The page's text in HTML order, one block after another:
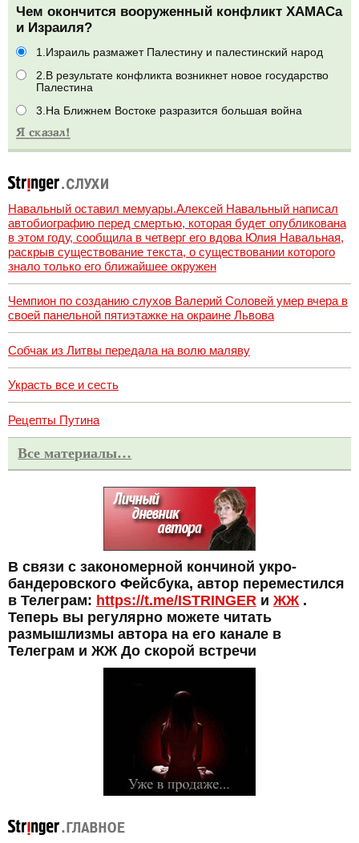
Чем окончится вооруженный конфликт ХАМАСа
и Израиля?
1.Израиль размажет Палестину и палестинский народ
2.В результате конфликта возникнет новое государство
Палестина
3.На Ближнем Востоке разразится большая война
Навальный оставил мемуары.Алексей Навальный написал
автобиографию перед смертью, которая будет опубликована
в этом году, сообщила в четверг его вдова Юлия Навальная,
раскрыв существование текста, о существовании которого
знало только его ближайшее окружен
Чемпион по созданию слухов Валерий Соловей умер вчера в
своей панельной пятиэтажке на окраине Львова
Собчак из Литвы передала на волю маляву
Украсть все и сесть
Рецепты Путина
Все материалы…
В связи с закономерной кончиной укро-
бандеровского Фейсбука, автор переместился
в Телеграм: https://t.me/ISTRINGER и ЖЖ .
Теперь вы регулярно можете читать
размышлизмы автора на его канале в
Телеграм и ЖЖ До скорой встречи